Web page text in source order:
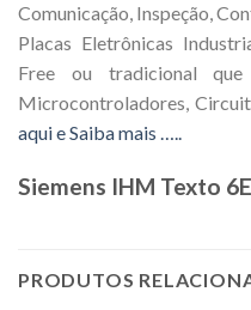
Comunicação, Inspeção,
Placas Eletrônicas
Free ou tradicional que
Microcontroladores,
aqui e Saiba mais …..
Siemens IHM Texto
PRODUTOS